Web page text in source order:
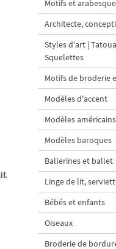
Motifs et
Architecte,
Styles d'art |
Squelettes
Motifs de broderie
Modèles d'accent
Modèles américains
Modèles baroques
Ballerines et ballet
Linge de lit,
Bébés et enfants
Oiseaux
Broderie de